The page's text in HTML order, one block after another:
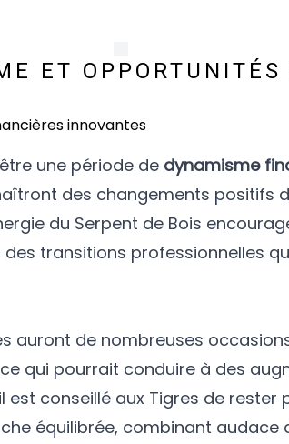
ET OPPORTUNITÉS
une période de dynamisme
des changements positifs
du Serpent de Bois
transitions professionnelles
auront de nombreuses
qui pourrait conduire à des
conseillé aux Tigres de rester
équilibrée, combinant